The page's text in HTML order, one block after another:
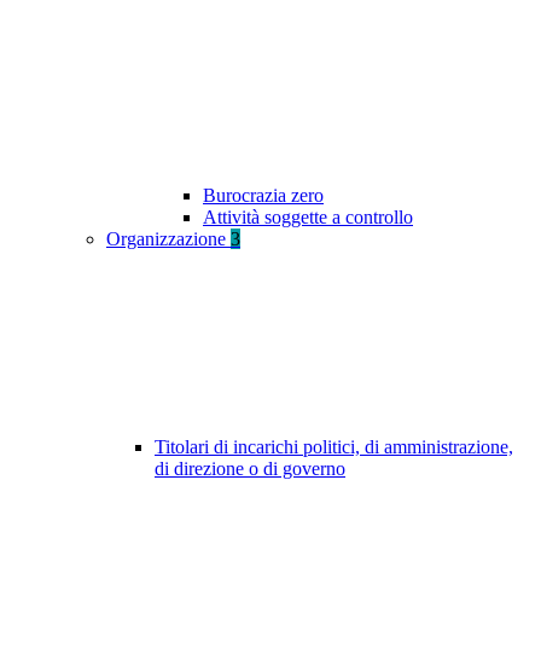
Burocrazia zero
Attività soggette a controllo
Organizzazione 3
Titolari di incarichi politici, di amministrazione,
di direzione o di governo